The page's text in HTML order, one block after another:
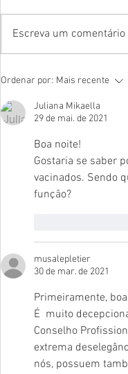
CREF7/DF
Ministro do TCU
Nardes e a
Cris Nardes para
Integridade no
Público
Escreva um comentário
Ordenar por: Mais recente
Juliana Mikaella
29 de mai. de 2021
Boa noite!
Gostaria se saber
vacinados. Sendo
função?
musalepletier
30 de mar. de 2021
Primeiramente,
É  muito
Conselho
extrema
nós, possuem